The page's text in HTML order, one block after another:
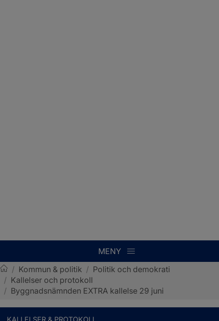
MENY
Sotenäs kommun
/ Kommun & politik / Politik och demokrati
/ Kallelser och protokoll
/ Byggnadsnämnden EXTRA kallelse 29 juni
KALLELSER & PROTOKOLL